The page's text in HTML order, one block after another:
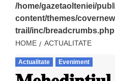
/home/gazetaolteniei/
content/themes/
trail/inc/breadcrumbs.php
HOME ACTUALITATE
Actualitate Eveniment